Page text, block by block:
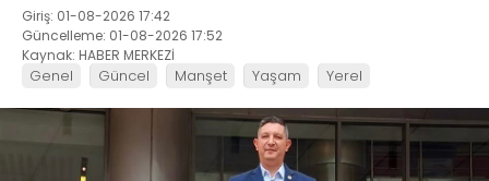
Giriş: 01-08-2026 17:42
Güncelleme: 01-08-2026 17:52
Kaynak: HABER MERKEZİ
Genel Güncel Manşet Yaşam Yerel